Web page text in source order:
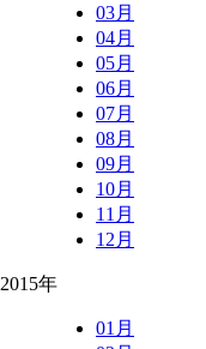
03月
04月
05月
06月
07月
08月
09月
10月
11月
12月
2015年
01月